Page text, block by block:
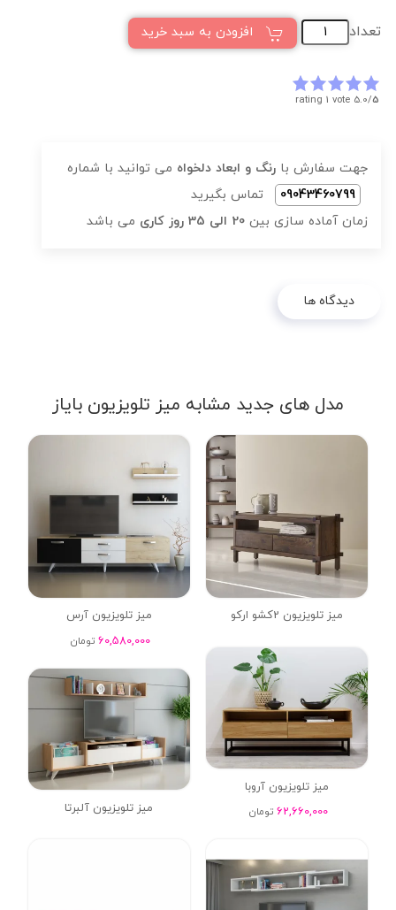
تعداد افزودن به سبد خرید
5.0/5
rating 1 vote
جهت سفارش با رنگ و ابعاد دلخواه می توانید با شماره
09043460799
تماس بگیرید
زمان آماده سازی بین 20 الی 35 روز کاری می باشد
دیدگاه ها
مدل های جدید مشابه میز تلویزیون بایاز
میز تلویزیون 2کشو ارکو
میز تلویزیون آرس
60,580,000 تومان
میز تلویزیون آروبا
62,660,000 تومان میز تلویزیون آلبرتا